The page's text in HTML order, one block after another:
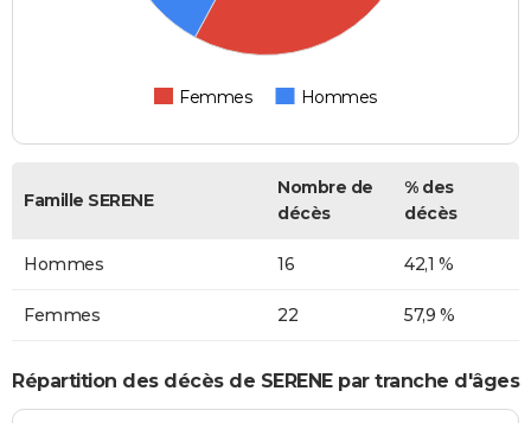
Femmes Hommes
Famille SERENE
Nombre de
décès
% des
décès
Hommes 16 42,1 %
Femmes 22 57,9 %
Répartition des décès de SERENE par tranche d'âges